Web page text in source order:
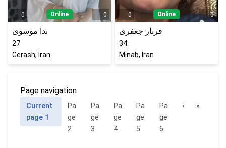
0 Online 0
ندا موسوی
27
Gerash, Iran
0 Online 0
فرناز جعفری
34
Minab, Iran
Page navigation
Current
page 1
Pa
ge
2
Pa
ge
3
Pa
ge
4
Pa
ge
5
Pa
ge
6
› »